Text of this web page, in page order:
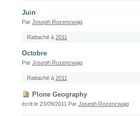
Juin
Par Joseph Rozencwajg
Rattaché à 2011
Octobre
Par Joseph Rozencwajg
Rattaché à 2011
Plone Geography
écrit le 23/09/2011 Par Joseph Rozencwajg